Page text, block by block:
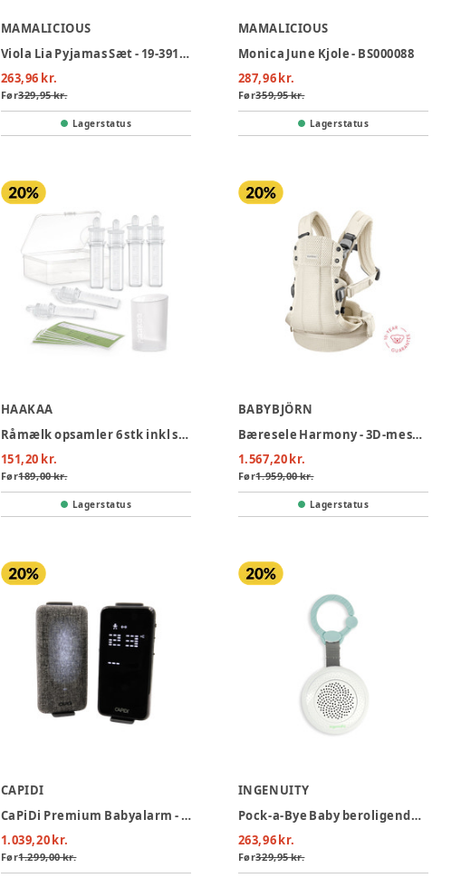
MAMALICIOUS
Viola Lia Pyjamas Sæt - 19-3919TCX
263,96 kr.
Før329,95 kr.
Lagerstatus
MAMALICIOUS
Monica June Kjole - BS000088
287,96 kr.
Før359,95 kr.
Lagerstatus
HAAKAA
Råmælk opsamler 6 stk inkl silikonekop
151,20 kr.
Før189,00 kr.
Lagerstatus
BABYBJÖRN
Bæresele Harmony - 3D-mesh, Cremefarvet
1.567,20 kr.
Før1.959,00 kr.
Lagerstatus
CAPIDI
CaPiDi Premium Babyalarm - Grå
1.039,20 kr.
Før1.299,00 kr.
INGENUITY
Pock-a-Bye Baby beroligende musik afspiller
263,96 kr.
Før329,95 kr.